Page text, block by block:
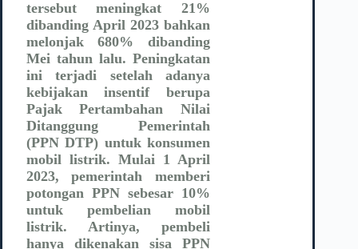
tersebut meningkat 21%
dibanding April 2023 bahkan
melonjak 680% dibanding
Mei tahun lalu. Peningkatan
ini terjadi setelah adanya
kebijakan insentif berupa
Pajak Pertambahan Nilai
Ditanggung Pemerintah
(PPN DTP) untuk konsumen
mobil listrik. Mulai 1 April
2023, pemerintah memberi
potongan PPN sebesar 10%
untuk pembelian mobil
listrik. Artinya, pembeli
hanya dikenakan sisa PPN